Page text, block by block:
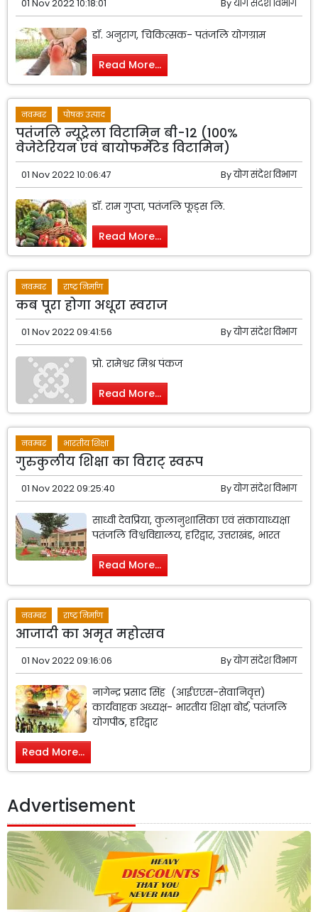
01 Nov 2022 10:18:01 By योग संदेश विभाग
डॉ. अनुराग, चिकित्सक- पतंजलि योगग्राम
Read More...
नवम्बर पोषक उत्पाद
पतंजलि न्यूट्रेला विटामिन बी-12 (100%
वेजेटेरियन एवं बायोफर्मेंटेड विटामिन)
01 Nov 2022 10:06:47 Byयोग संदेश विभाग
डॉ. राम गुप्ता, पतंजलि फूड्स लि.
Read More...
नवम्बर राष्ट्र निर्माण
कब पूरा होगा अधूरा स्वराज
01 Nov 2022 09:41:56 Byयोग संदेश विभाग
प्रो. रामेश्वर मिश्र पंकज
Read More...
नवम्बर भारतीय शिक्षा
गुरुकुलीय शिक्षा का विराट् स्वरूप
01 Nov 2022 09:25:40 Byयोग संदेश विभाग
साध्वी देवप्रिया, कुलानुशासिका एवं संकायाध्यक्षा
पतंजलि विश्वविद्यालय, हरिद्वार, उत्तराखंड, भारत
Read More...
नवम्बर राष्ट्र निर्माण
आजादी का अमृत महोत्सव
01 Nov 2022 09:16:06 Byयोग संदेश विभाग
नागेन्द्र प्रसाद सिंह (आईएएस-सेवानिवृत्त)
कार्यवाहक अध्यक्ष- भारतीय शिक्षा बोर्ड, पतंजलि
योगपीठ, हरिद्वार
Read More...
Advertisement